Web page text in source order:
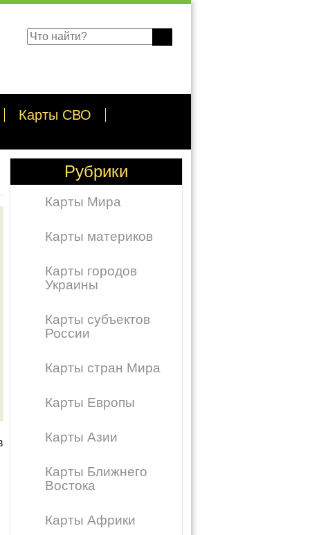
Карты СВО
Рубрики
Карты Мира
Карты материков
Карты городов
Украины
Карты субъектов
России
Карты стран Мира
Карты Европы
Карты Азии
Карты Ближнего
Востока
Карты Африки